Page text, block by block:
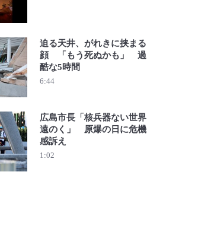
再生 迫る天井、がれきに挟まる顔 「もう死ぬか
迫る天井、がれきに挟まる
顔 「もう死ぬかも」 過
酷な5時間
6:44
再生 広島市長「核兵器ない世界遠のく」 原爆の日
広島市長「核兵器ない世界
遠のく」 原爆の日に危機
感訴え
1:02